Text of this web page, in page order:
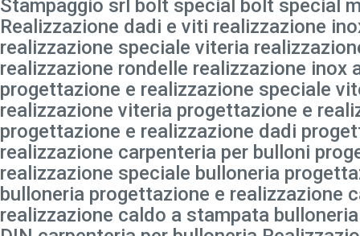
Stampaggio srl bolt special bolt special
Realizzazione dadi e viti realizzazione
realizzazione speciale viteria
realizzazione rondelle realizzazione inox
progettazione e realizzazione speciale
realizzazione viteria progettazione e
progettazione e realizzazione dadi
realizzazione carpenteria per bulloni
realizzazione speciale bulloneria
bulloneria progettazione e realizzazione
realizzazione caldo a stampata